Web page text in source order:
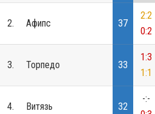
2. Афипс 37
2:2
0:2
3. Торпедо 33
1:3
1:1
4. Витязь 32
-:-